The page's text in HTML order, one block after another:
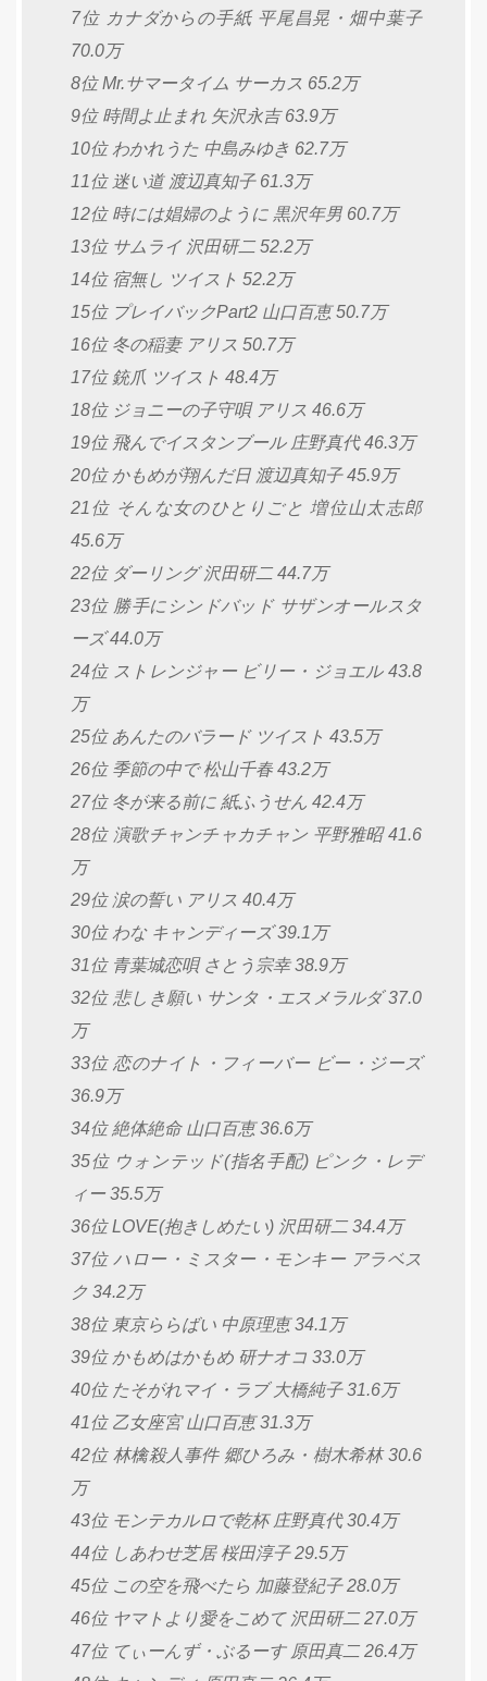
7位 カナダからの手紙 平尾昌晃・畑中葉子
70.0万
8位 Mr.サマータイム サーカス 65.2万
9位 時間よ止まれ 矢沢永吉 63.9万
10位 わかれうた 中島みゆき 62.7万
11位 迷い道 渡辺真知子 61.3万
12位 時には娼婦のように 黒沢年男 60.7万
13位 サムライ 沢田研二 52.2万
14位 宿無し ツイスト 52.2万
15位 プレイバックPart2 山口百恵 50.7万
16位 冬の稲妻 アリス 50.7万
17位 銃爪 ツイスト 48.4万
18位 ジョニーの子守唄 アリス 46.6万
19位 飛んでイスタンブール 庄野真代 46.3万
20位 かもめが翔んだ日 渡辺真知子 45.9万
21位 そんな女のひとりごと 増位山太志郎
45.6万
22位 ダーリング 沢田研二 44.7万
23位 勝手にシンドバッド サザンオールスタ
ーズ 44.0万
24位 ストレンジャー ビリー・ジョエル 43.8
万
25位 あんたのバラード ツイスト 43.5万
26位 季節の中で 松山千春 43.2万
27位 冬が来る前に 紙ふうせん 42.4万
28位 演歌チャンチャカチャン 平野雅昭 41.6
万
29位 涙の誓い アリス 40.4万
30位 わな キャンディーズ 39.1万
31位 青葉城恋唄 さとう宗幸 38.9万
32位 悲しき願い サンタ・エスメラルダ 37.0
万
33位 恋のナイト・フィーバー ビー・ジーズ
36.9万
34位 絶体絶命 山口百恵 36.6万
35位 ウォンテッド(指名手配) ピンク・レデ
ィー 35.5万
36位 LOVE(抱きしめたい) 沢田研二 34.4万
37位 ハロー・ミスター・モンキー アラベス
ク 34.2万
38位 東京ららばい 中原理恵 34.1万
39位 かもめはかもめ 研ナオコ 33.0万
40位 たそがれマイ・ラブ 大橋純子 31.6万
41位 乙女座宮 山口百恵 31.3万
42位 林檎殺人事件 郷ひろみ・樹木希林 30.6
万
43位 モンテカルロで乾杯 庄野真代 30.4万
44位 しあわせ芝居 桜田淳子 29.5万
45位 この空を飛べたら 加藤登紀子 28.0万
46位 ヤマトより愛をこめて 沢田研二 27.0万
47位 てぃーんず・ぶるーす 原田真二 26.4万